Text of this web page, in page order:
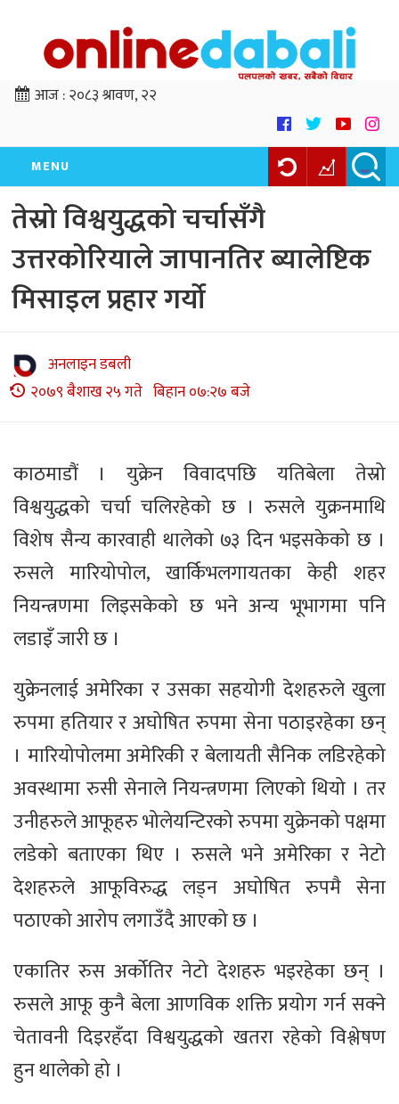
आज :२०८३ श्रावण, २२
MENU
तेस्रो विश्वयुद्धको चर्चासँगै
उत्तरकोरियाले जापानतिर ब्यालेष्टिक
मिसाइल प्रहार गर्यो
अनलाइन डबली
२०७९ बैशाख २५ गते बिहान ०७:२७ बजे
काठमाडौं । युक्रेन विवादपछि यतिबेला तेस्रो
विश्वयुद्धको चर्चा चलिरहेको छ । रुसले युक्रनमाथि
विशेष सैन्य कारवाही थालेको ७३ दिन भइसकेको छ ।
रुसले मारियोपोल, खार्किभलगायतका केही शहर
नियन्त्रणमा लिइसकेको छ भने अन्य भूभागमा पनि
लडाइँ जारी छ ।
युक्रेनलाई अमेरिका र उसका सहयोगी देशहरुले खुला
रुपमा हतियार र अघोषित रुपमा सेना पठाइरहेका छन्
। मारियोपोलमा अमेरिकी र बेलायती सैनिक लडिरहेको
अवस्थामा रुसी सेनाले नियन्त्रणमा लिएको थियो । तर
उनीहरुले आफूहरु भोलेयन्टिरको रुपमा युक्रेनको पक्षमा
लडेको बताएका थिए । रुसले भने अमेरिका र नेटो
देशहरुले आफूविरुद्ध लड्न अघोषित रुपमै सेना
पठाएको आरोप लगाउँदै आएको छ ।
एकातिर रुस अर्कोतिर नेटो देशहरु भइरहेका छन् ।
रुसले आफू कुनै बेला आणविक शक्ति प्रयोग गर्न सक्ने
चेतावनी दिइरहँदा विश्वयुद्धको खतरा रहेको विश्लेषण
हुन थालेको हो ।